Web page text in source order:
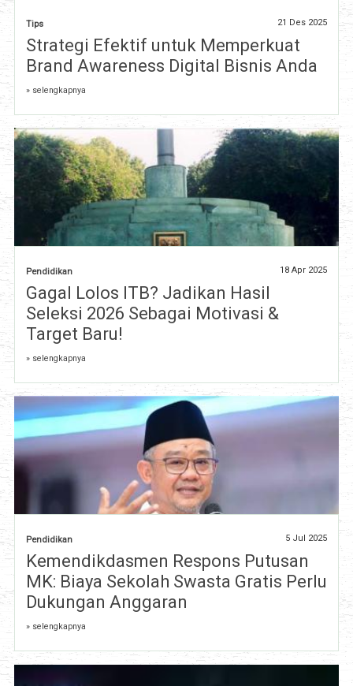
Tips 21 Des 2025
Strategi Efektif untuk Memperkuat
Brand Awareness Digital Bisnis Anda
» selengkapnya
Pendidikan 18 Apr 2025
Gagal Lolos ITB? Jadikan Hasil
Seleksi 2026 Sebagai Motivasi &
Target Baru!
» selengkapnya
Pendidikan 5 Jul 2025
Kemendikdasmen Respons Putusan
MK: Biaya Sekolah Swasta Gratis Perlu
Dukungan Anggaran
» selengkapnya